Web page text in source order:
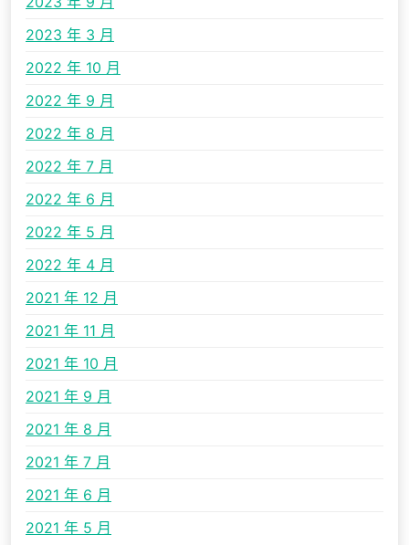
2023 年 3 月
2022 年 10 月
2022 年 9 月
2022 年 8 月
2022 年 7 月
2022 年 6 月
2022 年 5 月
2022 年 4 月
2021 年 12 月
2021 年 11 月
2021 年 10 月
2021 年 9 月
2021 年 8 月
2021 年 7 月
2021 年 6 月
2021 年 5 月